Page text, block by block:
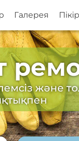
Галерея
және